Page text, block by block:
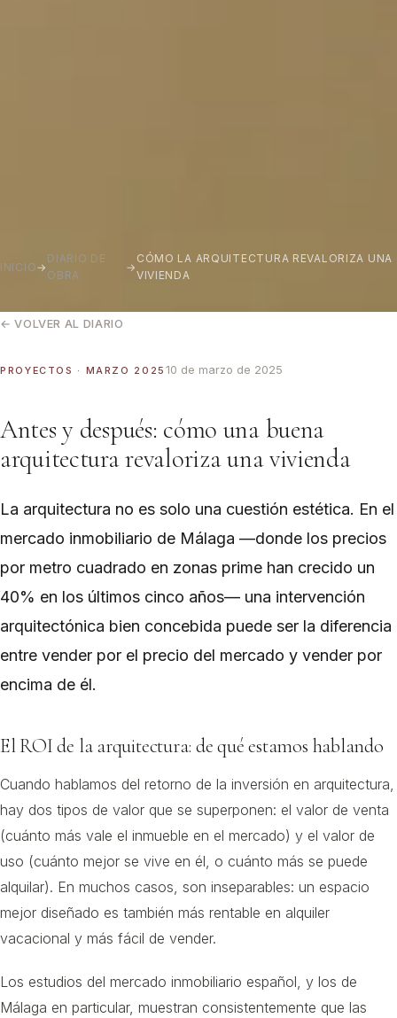
INICIO→
DIARIO DE
OBRA
→
CÓMO LA ARQUITECTURA REVALORIZA UNA
VIVIENDA
← VOLVER AL DIARIO
PROYECTOS · MARZO 2025 10 de marzo de 2025
Antes y después: cómo una buena
arquitectura revaloriza una vivienda
La arquitectura no es solo una cuestión estética. En el
mercado inmobiliario de Málaga —donde los precios
por metro cuadrado en zonas prime han crecido un
40% en los últimos cinco años— una intervención
arquitectónica bien concebida puede ser la diferencia
entre vender por el precio del mercado y vender por
encima de él.
El ROI de la arquitectura: de qué estamos hablando
Cuando hablamos del retorno de la inversión en arquitectura,
hay dos tipos de valor que se superponen: el valor de venta
(cuánto más vale el inmueble en el mercado) y el valor de
uso (cuánto mejor se vive en él, o cuánto más se puede
alquilar). En muchos casos, son inseparables: un espacio
mejor diseñado es también más rentable en alquiler
vacacional y más fácil de vender.
Los estudios del mercado inmobiliario español, y los de
Málaga en particular, muestran consistentemente que las